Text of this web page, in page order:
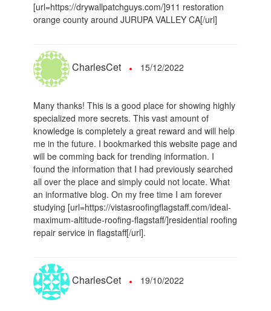
[url=https://drywallpatchguys.com/]911 restoration
orange county around JURUPA VALLEY CA[/url]
CharlesCet 15/12/2022
Many thanks! This is a good place for showing highly
specialized more secrets. This vast amount of
knowledge is completely a great reward and will help
me in the future. I bookmarked this website page and
will be comming back for trending information. I
found the information that I had previously searched
all over the place and simply could not locate. What
an informative blog. On my free time I am forever
studying [url=https://vistasroofingflagstaff.com/ideal-
maximum-altitude-roofing-flagstaff/]residential roofing
repair service in flagstaff[/url].
CharlesCet 19/10/2022